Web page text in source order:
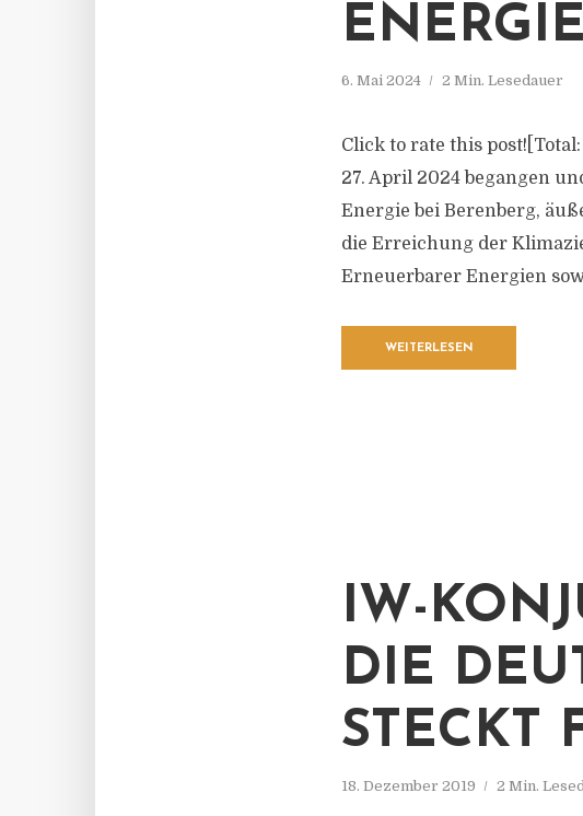
6. Mai 2024 2 Min. Lesedauer
Click to rate this
27. April 2024 begangen
Energie bei Berenberg,
die Erreichung der
Erneuerbarer Energien
WEITERLESEN
IW-
DIE
STECKT
18. Dezember 2019 2 Min.